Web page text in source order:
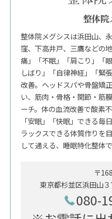
整体院
整体院メグシスは浜田山、
窪、下高井戸、三鷹などの
痛」「不眠」「肩こり」「
しばり」「自律神経」「緊
改善。ヘッドスパや骨盤矯
い、筋肉・骨格・関節・筋
ーチ。体の血流改善で酸素
「安眠」「快眠」できる毎
ラックスできる体質作りを
して通える、睡眠特化整体で
〒
東京都杉並区浜田山
080-